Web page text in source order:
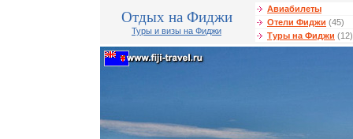
Отдых на Фиджи
Туры и визы на Фиджи
Авиабилеты
Отели Фиджи (45)
Туры на Фиджи (12)